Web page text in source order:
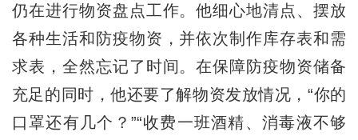
仍在进行物资盘点工作。他细心地清点、摆放
各种生活和防疫物资，并依次制作库存表和需
求表，全然忘记了时间。在保障防疫物资储备
充足的同时，他还要了解物资发放情况，“你的
口罩还有几个？”“收费一班酒精、消毒液不够